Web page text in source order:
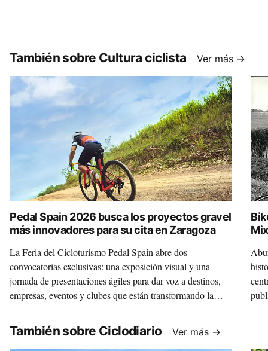
También sobre Cultura ciclista Ver más →
Pedal Spain 2026 busca los proyectos gravel
más innovadores para su cita en Zaragoza
La Feria del Cicloturismo Pedal Spain abre dos
convocatorias exclusivas: una exposición visual y una
jornada de presentaciones ágiles para dar voz a destinos,
empresas, eventos y clubes que están transformando la
También sobre Ciclodiario Ver más →